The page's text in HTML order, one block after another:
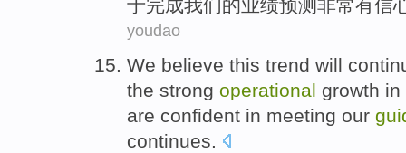
于完成我们的业绩预测 非常有信
youdao
We believe this trend will
the strong operational growth in
are confident in meeting our
continues.